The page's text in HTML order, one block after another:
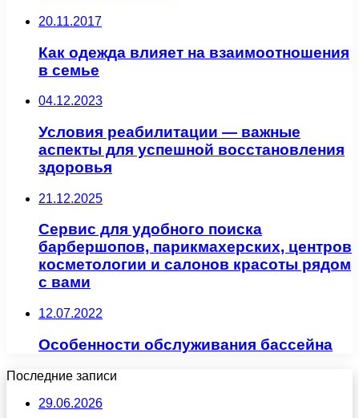
20.11.2017
Как одежда влияет на взаимоотношения
в семье
04.12.2023
Условия реабилитации — важные
аспекты для успешной восстановления
здоровья
21.12.2025
Сервис для удобного поиска
барбершопов, парикмахерских, центров
косметологии и салонов красоты рядом
с вами
12.07.2022
Особенности обслуживания бассейна
Последние записи
29.06.2026